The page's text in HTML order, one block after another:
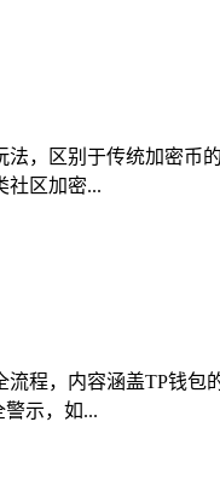
，区别于传统加密币
社区加密...
程，内容涵盖TP钱
示，如...